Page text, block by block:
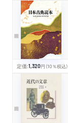
定価:1,320円 （10％税込）